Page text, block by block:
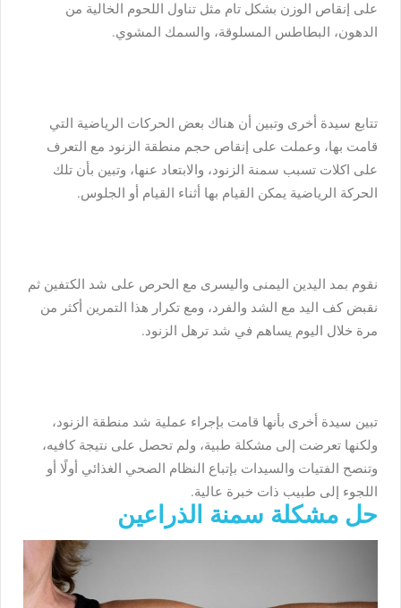
على إنقاص الوزن بشكل تام مثل تناول اللحوم الخالية من
الدهون، البطاطس المسلوقة، والسمك المشوي.
تتابع سيدة أخرى وتبين أن هناك بعض الحركات الرياضية التي
قامت بها، وعملت على إنقاص حجم منطقة الزنود مع التعرف
على اكلات تسبب سمنة الزنود، والابتعاد عنها، وتبين بأن تلك
الحركة الرياضية يمكن القيام بها أثناء القيام أو الجلوس.
نقوم بمد اليدين اليمنى واليسرى مع الحرص على شد الكتفين ثم
نقبض كف اليد مع الشد والفرد، ومع تكرار هذا التمرين أكثر من
مرة خلال اليوم يساهم في شد ترهل الزنود.
تبين سيدة أخرى بأنها قامت بإجراء عملية شد منطقة الزنود،
ولكنها تعرضت إلى مشكلة طبية، ولم تحصل على نتيجة كافيه،
وتنصح الفتيات والسيدات بإتباع النظام الصحي الغذائي أولًا أو
اللجوء إلى طبيب ذات خبرة عالية.
حل مشكلة سمنة الذراعين